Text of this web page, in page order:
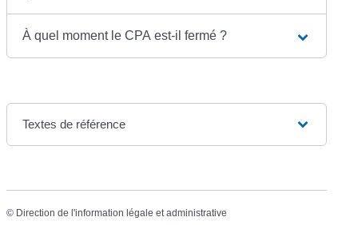
À quel moment le CPA est-il fermé ?
Textes de référence
© Direction de l'information légale et administrative